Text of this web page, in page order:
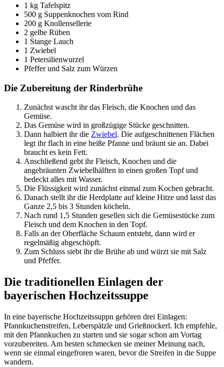
1 kg Tafelspitz
500 g Suppenknochen vom Rind
200 g Knollensellerie
2 gelbe Rüben
1 Stange Lauch
1 Zwiebel
1 Petersilienwurzel
Pfeffer und Salz zum Würzen
Die Zubereitung der Rinderbrühe
Zunächst wascht ihr das Fleisch, die Knochen und das
Gemüse.
Das Gemüse wird in großzügige Stücke geschnitten.
Dann halbiert ihr die Zwiebel. Die aufgeschnittenen Flächen
legt ihr flach in eine heiße Pfanne und bräunt sie an. Dabei
braucht es kein Fett.
Anschließend gebt ihr Fleisch, Knochen und die
angebräunten Zwiebelhälften in einen großen Topf und
bedeckt alles mit Wasser.
Die Flüssigkeit wird zunächst einmal zum Kochen gebracht.
Danach stellt ihr die Herdplatte auf kleine Hitze und lasst das
Ganze 2,5 bis 3 Stunden köcheln.
Nach rund 1,5 Stunden gesellen sich die Gemüsestücke zum
Fleisch und dem Knochen in den Topf.
Falls an der Oberfläche Schaum entsteht, dann wird er
regelmäßig abgeschöpft.
Zum Schluss siebt ihr die Brühe ab und würzt sie mit Salz
und Pfeffer.
Die traditionellen Einlagen der
bayerischen Hochzeitssuppe
In eine bayerische Hochzeitssuppn gehören drei Einlagen:
Pfannkuchenstreifen, Leberspätzle und Grießnockerl. Ich empfehle,
mit den Pfannkuchen zu starten und sie sogar schon am Vortag
vorzubereiten. Am besten schmecken sie meiner Meinung nach,
wenn sie einmal eingefroren waren, bevor die Streifen in die Suppe
wandern.